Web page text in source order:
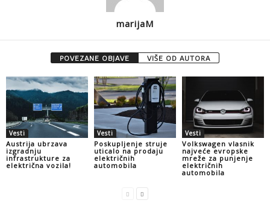
marijaM
POVEZANE OBJAVE VIŠE OD AUTORA
Vesti
Austrija ubrzava
izgradnju
infrastrukture za
električna vozila!
Vesti
Poskupljenje struje
uticalo na prodaju
električnih
automobila
Vesti
Volkswagen vlasnik
najveće evropske
mreže za punjenje
električnih
automobila